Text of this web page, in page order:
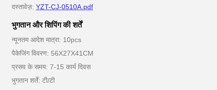
दस्तावेज़: YZT-CJ-0510A.pdf
भुगतान और शिपिंग की शर्तें
न्यूनतम आदेश मात्रा: 10pcs
पैकेजिंग विवरण: 56X27X41CM
प्रसव के समय: 7-15 कार्य दिवस
भुगतान शर्तें: टी/टी